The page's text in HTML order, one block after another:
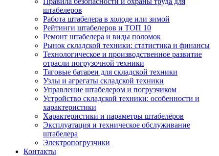
штабелеров
Работа штабелера в холоде или зимой
Рейтинги штабелеров и ТОП 10
Ремонт штабелера и виды поломок
Рынок складской техники: статистика и финансы
Технологическое и производственное развитие
отрасли погрузочной техники
Тяговые батареи для складской техники
Узлы и агрегаты складской техники
Управление штабелером и погрузчиком
Устройство складской техники: особенности и
характеристики
Характеристики и параметры штабелёров
Эксплуатация и техническое обслуживание
штабелера
Электропогрузчики
Контакты